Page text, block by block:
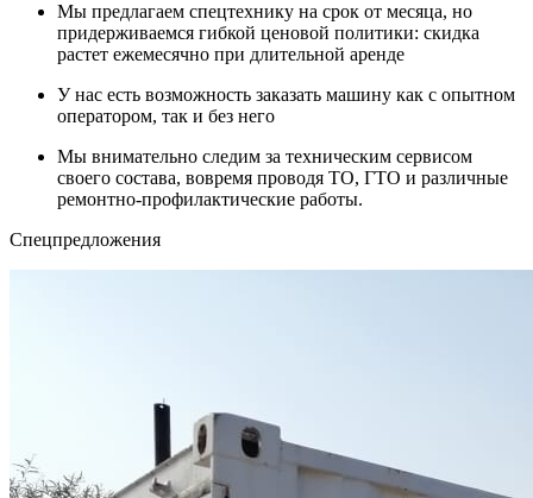
Мы предлагаем спецтехнику на срок от месяца, но
придерживаемся гибкой ценовой политики: скидка
растет ежемесячно при длительной аренде
У нас есть возможность заказать машину как с опытном
оператором, так и без него
Мы внимательно следим за техническим сервисом
своего состава, вовремя проводя ТО, ГТО и различные
ремонтно-профилактические работы.
Cпецпредложения